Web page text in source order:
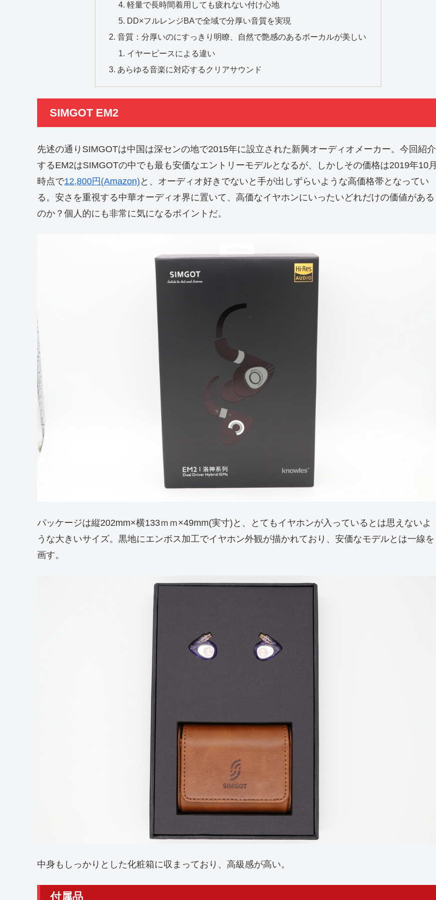
軽量で長時間着用しても疲れない付け心地
DD×フルレンジBAで全域で分厚い音質を実現
音質：分厚いのにすっきり明瞭、自然で艶感のあるボーカルが美しい
イヤーピースによる違い
あらゆる音楽に対応するクリアサウンド
SIMGOT EM2
先述の通りSIMGOTは中国は深センの地で2015年に設立された新興オーディオメーカー。今回紹介
するEM2はSIMGOTの中でも最も安価なエントリーモデルとなるが、しかしその価格は2019年10月
時点で12,800円(Amazon) と、オーディオ好きでないと手が出しずらいような高価格帯となってい
る。安さを重視する中華オーディオ界に置いて、高価なイヤホンにいったいどれだけの価値がある
のか？個人的にも非常に気になるポイントだ。
パッケージは縦202mm×横133ｍｍ×49mm(実寸)と、とてもイヤホンが入っているとは思えないよ
うな大きいサイズ。黒地にエンボス加工でイヤホン外観が描かれており、安価なモデルとは一線を
画す。
中身もしっかりとした化粧箱に収まっており、高級感が高い。
付属品